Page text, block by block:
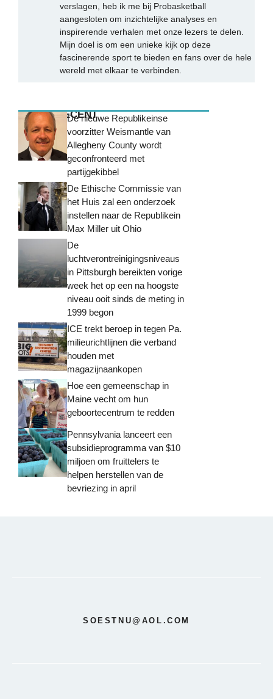
verslagen, heb ik me bij Probasketball
aangesloten om inzichtelijke analyses en
inspirerende verhalen met onze lezers te delen.
Mijn doel is om een unieke kijk op deze
fascinerende sport te bieden en fans over de hele
wereld met elkaar te verbinden.
MEEST RECENTDe nieuwe Republikeinse
voorzitter Weismantle van
Allegheny County wordt
geconfronteerd met
partijgekibbel
De Ethische Commissie van
het Huis zal een onderzoek
instellen naar de Republikein
Max Miller uit Ohio
De
luchtverontreinigingsniveaus
in Pittsburgh bereikten vorige
week het op een na hoogste
niveau ooit sinds de meting in
1999 begon
ICE trekt beroep in tegen Pa.
milieurichtlijnen die verband
houden met
magazijnaankopen
Hoe een gemeenschap in
Maine vecht om hun
geboortecentrum te redden
Pennsylvania lanceert een
subsidieprogramma van $10
miljoen om fruittelers te
helpen herstellen van de
bevriezing in april
SOESTNU@AOL.COM